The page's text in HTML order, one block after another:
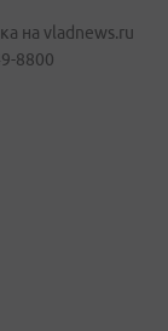
на vladnews.ru
8800